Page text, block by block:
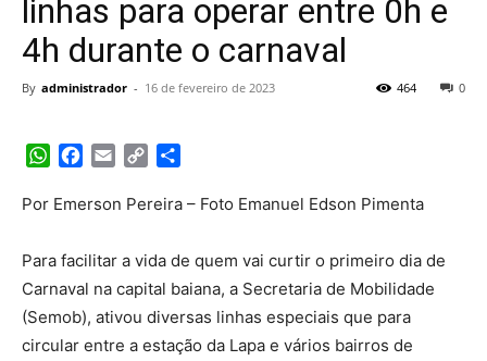
linhas para operar entre 0h e
4h durante o carnaval
By administrador - 16 de fevereiro de 2023 0
464
WhatsApp
Facebook
Email Copy
Por Emerson Pereira – Foto Emanuel Edson Pimenta
Para facilitar a vida de quem vai curtir o primeiro dia de
Carnaval na capital baiana, a Secretaria de Mobilidade
(Semob), ativou diversas linhas especiais que para
circular entre a estação da Lapa e vários bairros de